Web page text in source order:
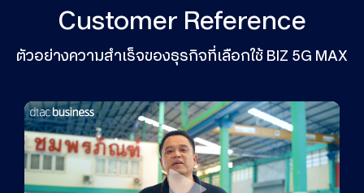
Customer Reference
ตัวอย่างความสำเร็จของธุรกิจที่เลือกใช้ BIZ 5G MAX